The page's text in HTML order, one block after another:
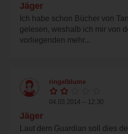
Jäger
Ich habe schon Bücher von
gelesen, weshalb ich mir von
vorliegenden mehr...
ringelblume
04.03.2014 – 12:30
Jäger
Laut dem Guardian soll dies